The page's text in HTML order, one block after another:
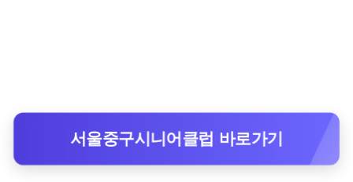
서울중구시니어클럽 바로가기